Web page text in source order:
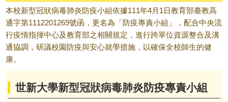
在校生
教職員
媒體
本校新型冠狀病毒肺炎防疫小組依據111年4月1日教育部臺教高
通字第1112201269號函，更名為「防疫專責小組」，配合中央流
行疫情指揮中心及教育部之相關規定，進行跨單位資源整合及溝
通協調，研議校園防疫與安心就學措施，以確保全校師生的健
康。
世新大學新型冠狀病毒肺炎防疫專責小組